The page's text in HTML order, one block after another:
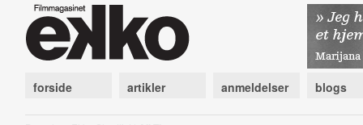
forside artikler anmeldelser blogs